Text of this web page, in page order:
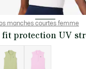
manches courtes femme
fit protection UV